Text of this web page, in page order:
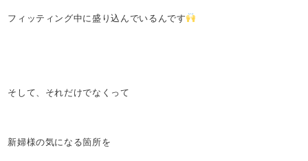
フィッティング中に盛り込んでいるんです
そして、それだけでなくって
新婦様の気になる箇所を